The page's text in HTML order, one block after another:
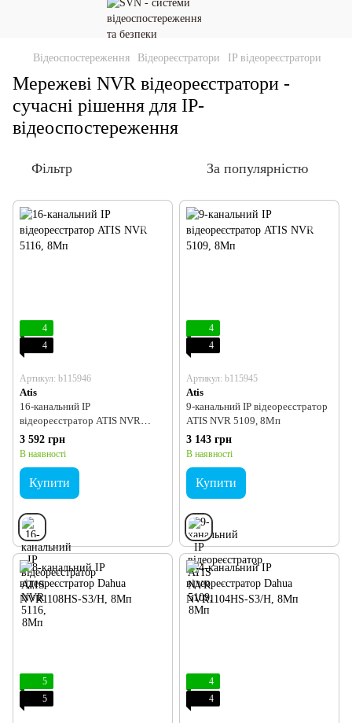
Відеоспостереження Відеореєстратори IP відеореєстратори
Мережеві NVR відеореєстратори -
сучасні рішення для IP-
відеоспостереження
Фільтр За популярністю
4
4
Артикул: b115946
Atis
16-канальний IP
відеореєстратор ATIS NVR
5116, 8Мп
3 592 грн
В наявності
Купити
4
4
Артикул: b115945
Atis
9-канальний IP відеореєстратор
ATIS NVR 5109, 8Мп
3 143 грн
В наявності
Купити
5
5
4
4